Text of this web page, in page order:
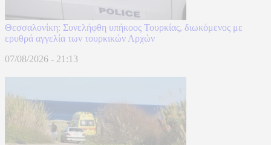
Θεσσαλονίκη: Συνελήφθη υπήκοος Τουρκίας, διωκόμενος με
ερυθρά αγγελία των τουρκικών Αρχών
07/08/2026 - 21:13